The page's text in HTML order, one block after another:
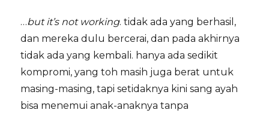
…but it’s not working. tidak ada yang berhasil,
dan mereka dulu bercerai, dan pada akhirnya
tidak ada yang kembali. hanya ada sedikit
kompromi, yang toh masih juga berat untuk
masing-masing, tapi setidaknya kini sang ayah
bisa menemui anak-anaknya tanpa